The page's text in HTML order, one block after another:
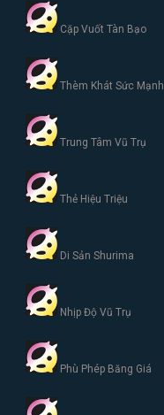
Cặp Vuốt Tàn Bạo
Thèm Khát Sức Mạnh
Trung Tâm Vũ Trụ
Thẻ Hiệu Triệu
Di Sản Shurima
Nhịp Độ Vũ Trụ
Phù Phép Băng Giá